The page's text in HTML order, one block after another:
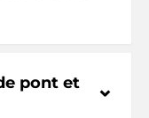
pont et
⌃